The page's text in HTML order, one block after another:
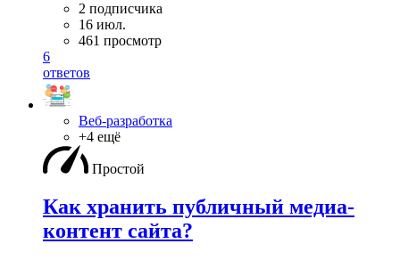
2 подписчика
16 июл.
461 просмотр
6
ответов
Веб-разработка
+4 ещё
Простой
Как хранить публичный медиа-
контент сайта?